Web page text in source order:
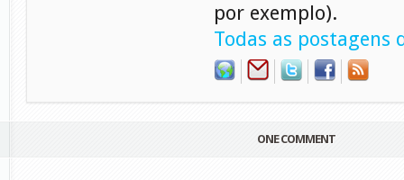
por exemplo).
Todas as postagens
ONE COMMENT